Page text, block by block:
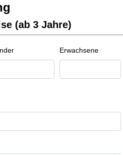
(ab 3 Jahre)
Erwachsene